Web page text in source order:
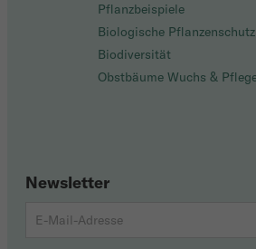
Pflanzbeispiele
Biologische
Biodiversität
Obstbäume Wuchs &
Newsletter